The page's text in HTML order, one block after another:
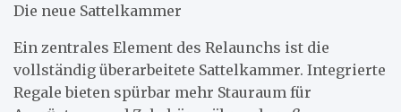
Die neue Sattelkammer
Ein zentrales Element des Relaunchs ist die
vollständig überarbeitete Sattelkammer. Integrierte
Regale bieten spürbar mehr Stauraum für